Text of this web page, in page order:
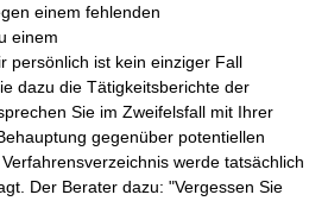
einem fehlenden
einem
persönlich ist kein einziger Fall
dazu die Tätigkeitsberichte der
Sie im Zweifelsfall mit Ihrer
gegenüber potentiellen
werde tatsächlich
Der Berater dazu: "Vergessen Sie